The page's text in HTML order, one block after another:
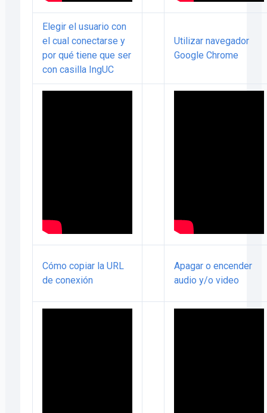
Elegir el usuario con
el cual conectarse y
por qué tiene que ser
con casilla IngUC
Utilizar navegador
Google Chrome
Cómo copiar la URL
de conexión
Apagar o encender
audio y/o video